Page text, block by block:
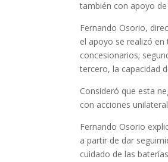
también con apoyo
Fernando Osorio,
el apoyo se realizó
concesionarios;
tercero, la capacidad
Consideró que esta
con acciones
Fernando Osorio
a partir de dar
cuidado de las